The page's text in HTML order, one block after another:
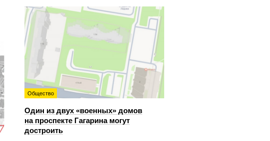
Общество
Один из двух «военных» домов
на проспекте Гагарина могут
достроить